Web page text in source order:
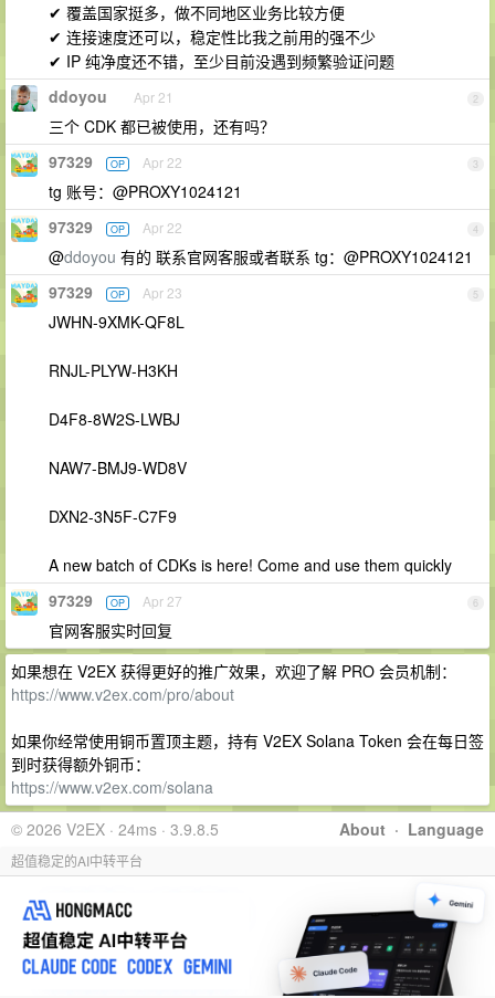
✔ 覆盖国家挺多，做不同地区业务比较方便
✔ 连接速度还可以，稳定性比我之前用的强不少
✔ IP 纯净度还不错，至少目前没遇到频繁验证问题
2
ddoyou Apr 21
三个 CDK 都已被使用，还有吗？
3
97329 OP Apr 22
tg 账号：@PROXY1024121
4
97329 OP Apr 22
@ddoyou 有的 联系官网客服或者联系 tg：@PROXY1024121
5
97329 OP Apr 23
JWHN-9XMK-QF8L
RNJL-PLYW-H3KH
D4F8-8W2S-LWBJ
NAW7-BMJ9-WD8V
DXN2-3N5F-C7F9
A new batch of CDKs is here! Come and use them quickly
6
97329 OP Apr 27
官网客服实时回复
如果想在 V2EX 获得更好的推广效果，欢迎了解 PRO 会员机制：
https://www.v2ex.com/pro/about
如果你经常使用铜币置顶主题，持有 V2EX Solana Token 会在每日签
到时获得额外铜币：
https://www.v2ex.com/solana
About · Language
© 2026 V2EX · 24ms · 3.9.8.5
超值稳定的AI中转平台